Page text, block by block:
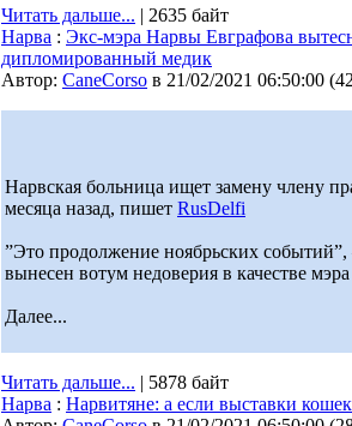
Читать дальше... | 2635 байт
Нарва : Экс-мэра Нарвы Евграфова
дипломированный медик
Автор: CaneCorso в 21/02/2021 06:50:00 (
Нарвская больница ищет замену члену
месяца назад, пишет RusDelfi
”Это продолжение ноябрьских
вынесен вотум недоверия в качестве
Далее...
Читать дальше... | 5878 байт
Нарва : Нарвитяне: а если выставки